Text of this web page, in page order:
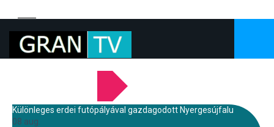
Különleges erdei futópályával gazdagodott Nyergesújfalu
08 aug.